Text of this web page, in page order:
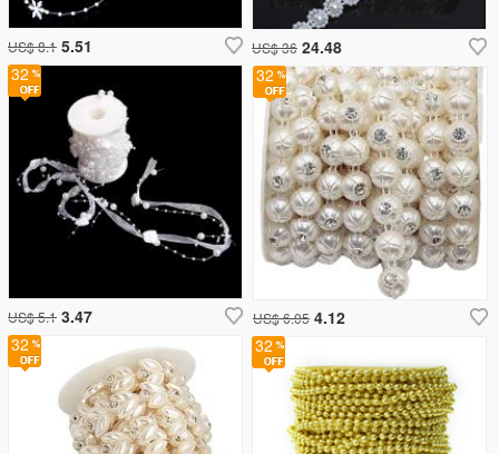
US$ 8.1 5.51
32
US$ 5.1 3.47
32
US$ 36 24.48
32
US$ 6.05 4.12
32